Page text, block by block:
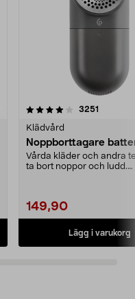
3251
Klädvård
Noppborttagare
Vårda kläder och andra
ta bort noppor och ludd.
149,90
Lägg i varukorg
4.5av 5 stjärnor